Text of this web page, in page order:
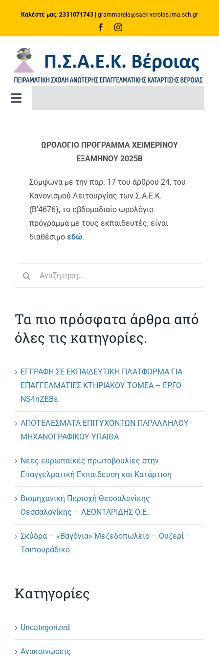
Καλέστε μας: 2331071743 grammateia@saek-veroias.ima.sch.gr
Toggle
ΚΑΤΑΡΤΙΣΗ
Πλατφόρμα e-Class
ΑΝΑΚΟΙΝΩΣΕΙΣ
ΕΠΙΚΟΙΝΩΝΙΑ
ΩΡΟΛΟΓΙΟ ΠΡΟΓΡΑΜΜΑ ΧΕΙΜΕΡΙΝΟΥ
ΕΞΑΜΗΝΟΥ 2025Β
Σύμφωνα με την παρ. 17 του άρθρου 24, του
Κανονισμού Λειτουργίας των Σ.Α.Ε.Κ.
(Β’4676), το εβδομαδιαίο ωρολόγιο
πρόγραμμα με τους εκπαιδευτές, είναι
διαθέσιμο εδώ.
Τα πιο πρόσφατα άρθρα από
όλες τις κατηγορίες.
ΕΓΓΡΑΦΗ ΣΕ ΕΚΠΑΙΔΕΥΤΙΚΗ ΠΛΑΤΦΟΡΜΑ ΓΙΑ
ΕΠΑΓΓΕΛΜΑΤΙΕΣ ΚΤΗΡΙΑΚΟΥ ΤΟΜΕΑ – ΕΡΓΟ
NS4nZEBs
ΑΠΟΤΕΛΕΣΜΑΤΑ ΕΠΙΤΥΧΟΝΤΩΝ ΠΑΡΑΛΛΗΛΟΥ
ΜΗΧΑΝΟΓΡΑΦΙΚΟΥ ΥΠΑΙΘΑ
Νέες ευρωπαϊκές πρωτοβουλίες στην
Επαγγελματική Εκπαίδευση και Κατάρτιση
Βιομηχανική Περιοχή Θεσσαλονίκης
Θεσσαλονίκης – ΛΕΟΝΤΑΡΙΔΗΣ Ο.Ε.
Σκύδρα – «Βαγόνια» Μεζεδοπωλείο – Ουζερί –
Τσιπουράδικο
Κατηγορίες
Uncategorized
Ανακοινώσεις